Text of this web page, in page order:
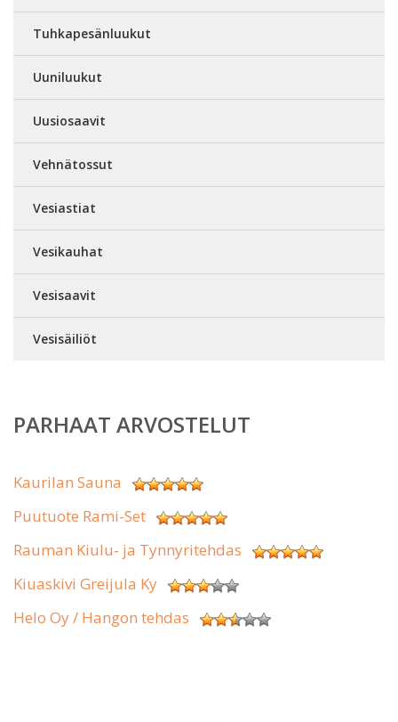
Tuhkapesänluukut
Uuniluukut
Uusiosaavit
Vehnätossut
Vesiastiat
Vesikauhat
Vesisaavit
Vesisäiliöt
PARHAAT ARVOSTELUT
Kaurilan Sauna
Puutuote Rami-Set
Rauman Kiulu- ja Tynnyritehdas
Kiuaskivi Greijula Ky
Helo Oy / Hangon tehdas